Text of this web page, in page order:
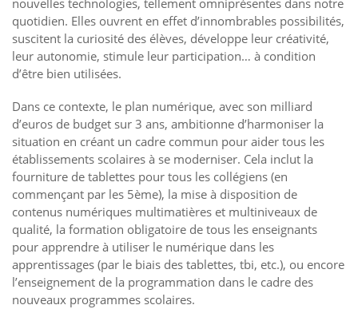
nouvelles technologies, tellement omniprésentes dans notre
quotidien. Elles ouvrent en effet d’innombrables possibilités,
suscitent la curiosité des élèves, développe leur créativité,
leur autonomie, stimule leur participation… à condition
d’être bien utilisées.
Dans ce contexte, le plan numérique, avec son milliard
d’euros de budget sur 3 ans, ambitionne d’harmoniser la
situation en créant un cadre commun pour aider tous les
établissements scolaires à se moderniser. Cela inclut la
fourniture de tablettes pour tous les collégiens (en
commençant par les 5ème), la mise à disposition de
contenus numériques multimatières et multiniveaux de
qualité, la formation obligatoire de tous les enseignants
pour apprendre à utiliser le numérique dans les
apprentissages (par le biais des tablettes, tbi, etc.), ou encore
l’enseignement de la programmation dans le cadre des
nouveaux programmes scolaires.